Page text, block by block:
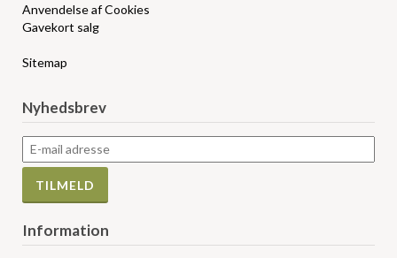
Anvendelse af Cookies
Gavekort salg
Sitemap
Nyhedsbrev
Information